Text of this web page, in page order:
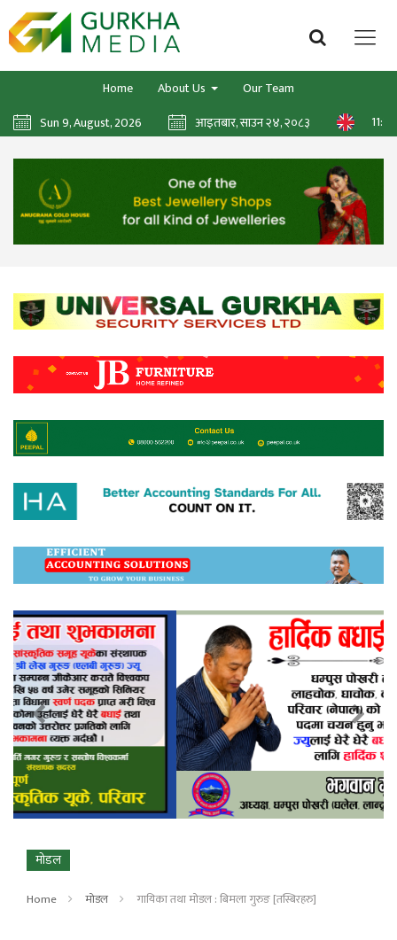
Home About Us
Our Team
Sun 9, August, 2026
आइतबार, साउन २४, २०८३
मोडल
Home मोडल गायिका तथा मोडल : बिमला गुरुङ [तस्बिरहरु]